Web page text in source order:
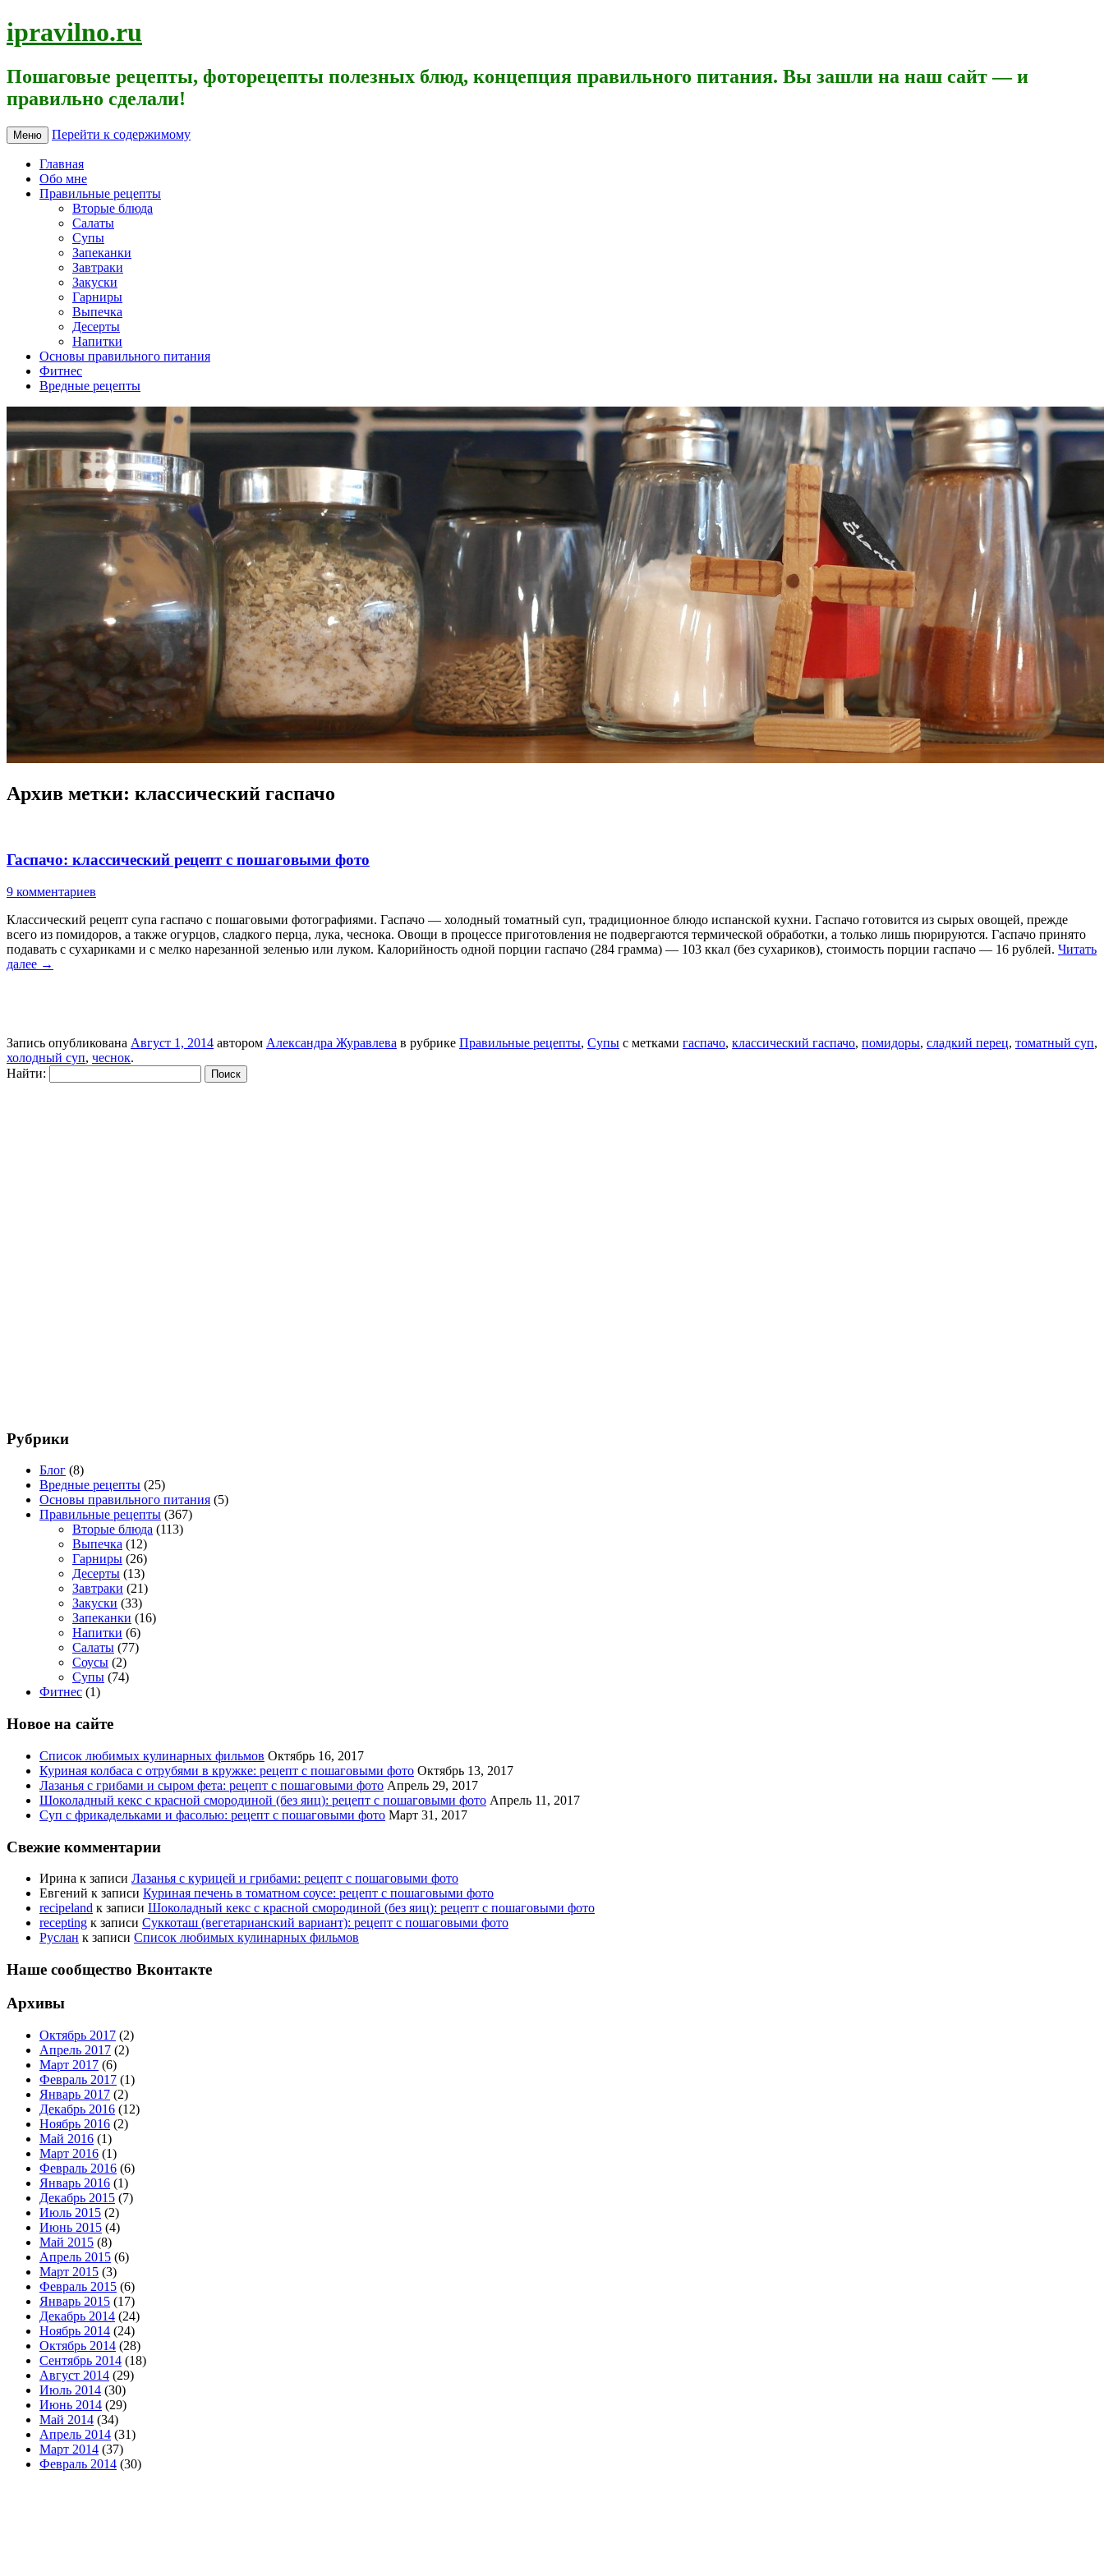
ipravilno.ru
Пошаговые рецепты, фоторецепты полезных блюд, концепция правильного питания. Вы зашли на наш сайт — и
правильно сделали!
Меню Перейти к содержимому
Главная
Обо мне
Правильные рецепты
Вторые блюда
Салаты
Супы
Запеканки
Завтраки
Закуски
Гарниры
Выпечка
Десерты
Напитки
Основы правильного питания
Фитнес
Вредные рецепты
Архив метки: классический гаспачо
Гаспачо: классический рецепт с пошаговыми фото
9 комментариев
Классический рецепт супа гаспачо с пошаговыми фотографиями. Гаспачо — холодный томатный суп, традиционное блюдо испанской кухни. Гаспачо готовится из сырых овощей, прежде
всего из помидоров, а также огурцов, сладкого перца, лука, чеснока. Овощи в процессе приготовления не подвергаются термической обработки, а только лишь пюрируются. Гаспачо принято
подавать с сухариками и с мелко нарезанной зеленью или луком. Калорийность одной порции гаспачо (284 грамма) — 103 ккал (без сухариков), стоимость порции гаспачо — 16 рублей. Читать
далее →
Запись опубликована Август 1, 2014 автором Александра Журавлева в рубрике Правильные рецепты, Супы с метками гаспачо, классический гаспачо, помидоры, сладкий перец, томатный суп,
холодный суп, чеснок.
Найти:
Рубрики
Блог (8)
Вредные рецепты (25)
Основы правильного питания (5)
Правильные рецепты (367)
Вторые блюда (113)
Выпечка (12)
Гарниры (26)
Десерты (13)
Завтраки (21)
Закуски (33)
Запеканки (16)
Напитки (6)
Салаты (77)
Соусы (2)
Супы (74)
Фитнес (1)
Новое на сайте
Список любимых кулинарных фильмов Октябрь 16, 2017
Куриная колбаса с отрубями в кружке: рецепт с пошаговыми фото Октябрь 13, 2017
Лазанья с грибами и сыром фета: рецепт с пошаговыми фото Апрель 29, 2017
Шоколадный кекс с красной смородиной (без яиц): рецепт с пошаговыми фото Апрель 11, 2017
Суп с фрикадельками и фасолью: рецепт с пошаговыми фото Март 31, 2017
Свежие комментарии
Ирина к записи Лазанья с курицей и грибами: рецепт с пошаговыми фото
Евгений к записи Куриная печень в томатном соусе: рецепт с пошаговыми фото
recipeland к записи Шоколадный кекс с красной смородиной (без яиц): рецепт с пошаговыми фото
recepting к записи Суккоташ (вегетарианский вариант): рецепт с пошаговыми фото
Руслан к записи Список любимых кулинарных фильмов
Наше сообщество Вконтакте
Архивы
Октябрь 2017 (2)
Апрель 2017 (2)
Март 2017 (6)
Февраль 2017 (1)
Январь 2017 (2)
Декабрь 2016 (12)
Ноябрь 2016 (2)
Май 2016 (1)
Март 2016 (1)
Февраль 2016 (6)
Январь 2016 (1)
Декабрь 2015 (7)
Июль 2015 (2)
Июнь 2015 (4)
Май 2015 (8)
Апрель 2015 (6)
Март 2015 (3)
Февраль 2015 (6)
Январь 2015 (17)
Декабрь 2014 (24)
Ноябрь 2014 (24)
Октябрь 2014 (28)
Сентябрь 2014 (18)
Август 2014 (29)
Июль 2014 (30)
Июнь 2014 (29)
Май 2014 (34)
Апрель 2014 (31)
Март 2014 (37)
Февраль 2014 (30)